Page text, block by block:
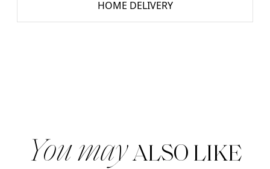
HOME DELIVERY
You may ALSO LIKE